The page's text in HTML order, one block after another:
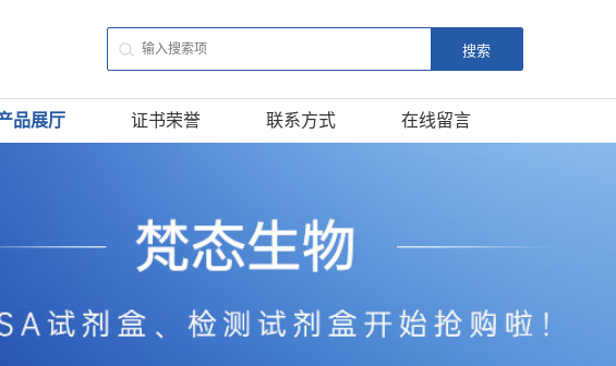
品展厅 证书荣誉 联系方式 在线留言